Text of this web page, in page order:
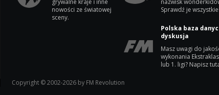
grywalne kraje i inne
nowości ze światowej
sceny.
nazwisk
Sprawdź je
Polska baza
dyskusja
Masz uwagi do
wykonania
lub 1. ligi? Napisz
Copyright © 2002-2026 by FM Revolution